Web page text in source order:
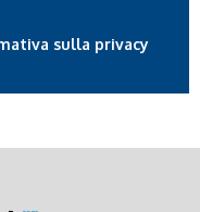
sulla privacy